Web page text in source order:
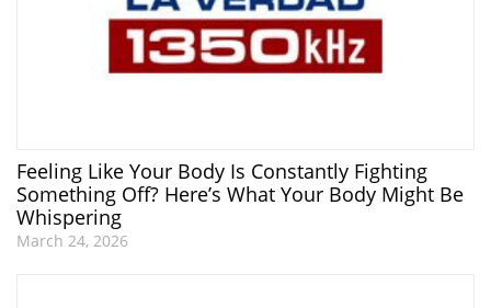
Feeling Like Your Body Is Constantly Fighting
Something Off? Here’s What Your Body Might Be
Whispering
March 24, 2026